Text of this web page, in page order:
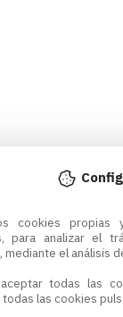
cookies
para analizar el
mediante el análisis
todas las
las cookies